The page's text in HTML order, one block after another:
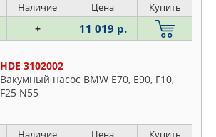
Наличие Цена Купить
+ 11 019 р.
HDE 3102002
Вакумный насос BMW E70, E90, F10,
F25 N55
Наличие Цена Купить